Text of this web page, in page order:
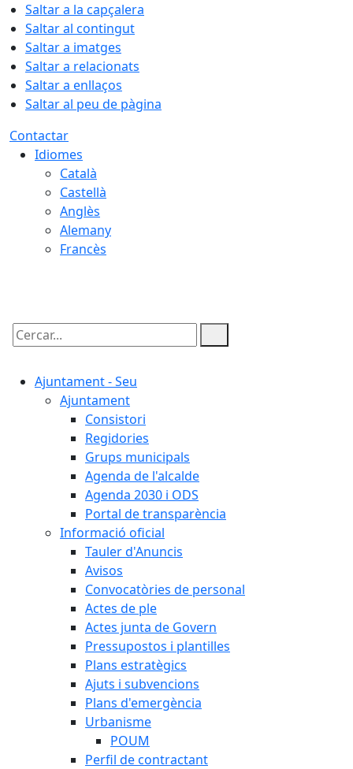
Saltar a la capçalera
Saltar al contingut
Saltar a imatges
Saltar a relacionats
Saltar a enllaços
Saltar al peu de pàgina
Contactar
Idiomes
Català
Castellà
Anglès
Alemany
Francès
Cercar:
Ajuntament - Seu
Ajuntament
Consistori
Regidories
Grups municipals
Agenda de l'alcalde
Agenda 2030 i ODS
Portal de transparència
Informació oficial
Tauler d'Anuncis
Avisos
Convocatòries de personal
Actes de ple
Actes junta de Govern
Pressupostos i plantilles
Plans estratègics
Ajuts i subvencions
Plans d'emergència
Urbanisme
POUM
Perfil de contractant